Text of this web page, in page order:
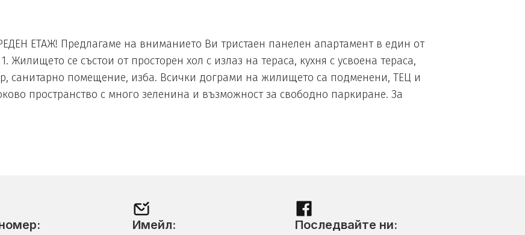
ЕТАЖ! Предлагаме на вниманието Ви тристаен панелен апартамент в един от
се състои от просторен хол с излаз на тераса, кухня с усвоена тераса,
санитарно помещение, изба. Всички дограми на жилището са подменени, ТЕЦ и
пространство с много зеленина и възможност за свободно паркиране. За
Имейл: Последвайте ни: